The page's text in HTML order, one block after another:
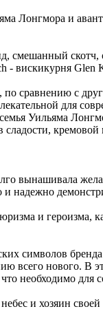
Лонгмора и
смешанный
- вискикурня Glen
по сравнению с
для
Уильяма
сладости,
вынашивала
и надежно
и героизма,
символов
всего нового. В
что необходимо
и хозяин